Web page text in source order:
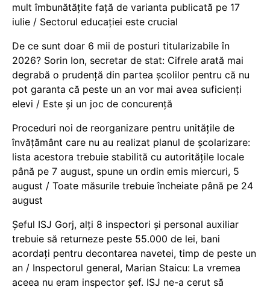
mult îmbunătățite față de varianta publicată pe 17
iulie / Sectorul educației este crucial
De ce sunt doar 6 mii de posturi titularizabile în
2026? Sorin Ion, secretar de stat: Cifrele arată mai
degrabă o prudență din partea școlilor pentru că nu
pot garanta că peste un an vor mai avea suficienți
elevi / Este și un joc de concurență
Proceduri noi de reorganizare pentru unitățile de
învățământ care nu au realizat planul de școlarizare:
lista acestora trebuie stabilită cu autoritățile locale
până pe 7 august, spune un ordin emis miercuri, 5
august / Toate măsurile trebuie încheiate până pe 24
august
Șeful ISJ Gorj, alți 8 inspectori și personal auxiliar
trebuie să returneze peste 55.000 de lei, bani
acordați pentru decontarea navetei, timp de peste un
an / Inspectorul general, Marian Staicu: La vremea
aceea nu eram inspector șef. ISJ ne-a cerut să